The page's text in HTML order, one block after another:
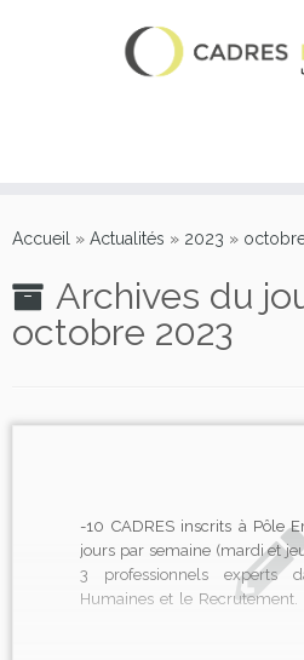
Accueil » Actualités » 2023 »
Archives du
octobre 2023
-10 CADRES inscrits à Pôle
jours par semaine (mardi et
3 professionnels experts
Humaines et le Recrutement.